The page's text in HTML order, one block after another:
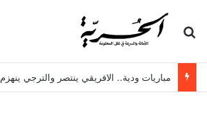
بحث عن
مباريات ودية.. الافريقي ينتصر والترجي ينهزم